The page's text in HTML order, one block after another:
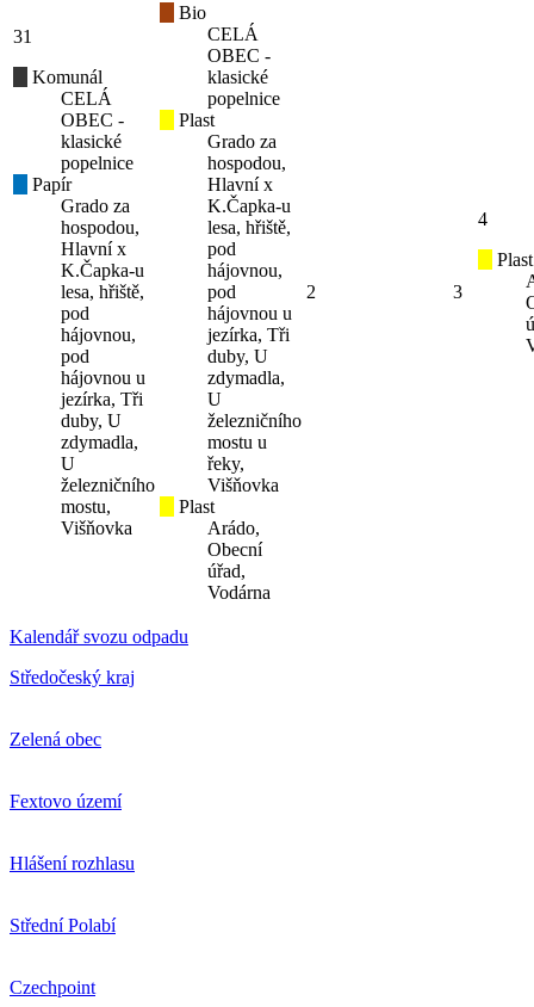
31
Komunál
CELÁ
OBEC -
klasické
popelnice
Papír
Grado za
hospodou,
Hlavní x
K.Čapka-u
lesa, hřiště,
pod
hájovnou,
pod
hájovnou u
jezírka, Tři
duby, U
zdymadla,
U
železničního
mostu,
Višňovka
Bio
CELÁ
OBEC -
klasické
popelnice
Plast
Grado za
hospodou,
Hlavní x
K.Čapka-u
lesa, hřiště,
pod
hájovnou,
pod
hájovnou u
jezírka, Tři
duby, U
zdymadla,
U
železničního
mostu u
řeky,
Višňovka
Plast
Arádo,
Obecní
úřad,
Vodárna
2 3
4
Plast
Kalendář svozu odpadu
Středočeský kraj
Zelená obec
Fextovo území
Hlášení rozhlasu
Střední Polabí
Czechpoint